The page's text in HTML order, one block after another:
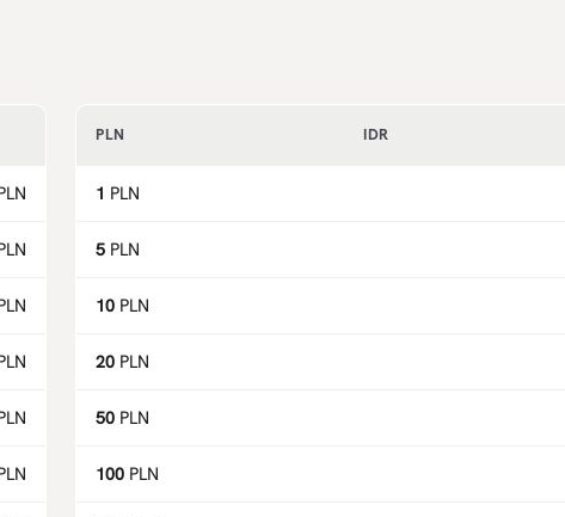
PLN IDR
1 PLN
5 PLN
10 PLN
20 PLN
50 PLN
100 PLN